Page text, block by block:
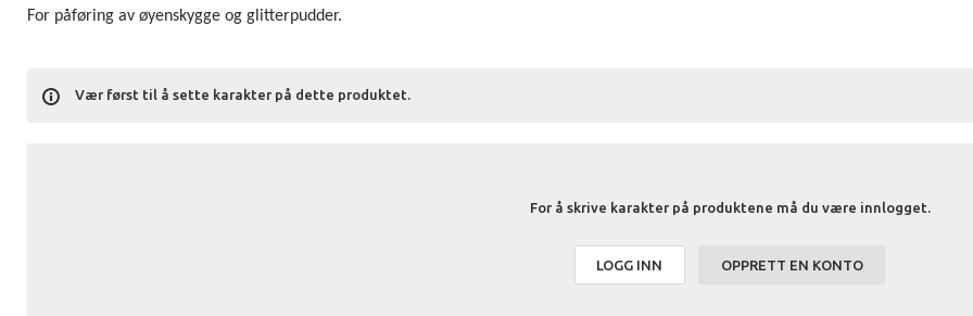
For påføring av øyenskygge og glitterpudder.
For å skrive karakter på produktene må du være innlogget.
LOGG INN OPPRETT EN KONTO
Vær først til å sette karakter på dette produktet.